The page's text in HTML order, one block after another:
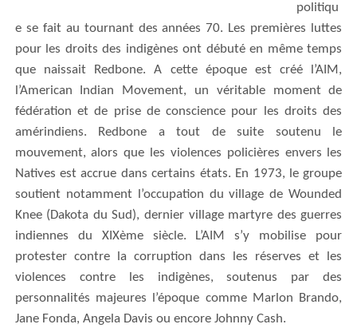
politiqu
e se fait au tournant des années 70. Les premières luttes
pour les droits des indigènes ont débuté en même temps
que naissait Redbone.A cetteépoque est créé l’AIM,
l’American
Indian Movement, un véritable moment de
fédération et de prise de conscience pour les droits des
amérindiens. Redbone a tout de suite soutenu le
mouvement, alors que les violences policières envers les
Natives est accrue dans certains états. En 1973, le groupe
soutient notamment l’occupation du village de Wounded
Knee (Dakota du Sud), dernier village martyre des guerres
indiennes du XIXème siècle. L’AIM s’y mobilise pour
protester contre la corruption dans les réserves et les
violences contre les indigènes, soutenus par des
personnalités majeures l’époque comme Marlon Brando,
Jane Fonda, Angela Davis ou encore Johnny Cash.